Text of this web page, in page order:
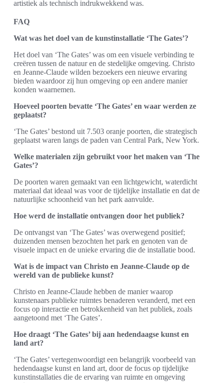
artistiek als technisch indrukwekkend was.
FAQ
Wat was het doel van de kunstinstallatie ‘The Gates’?
Het doel van ‘The Gates’ was om een visuele verbinding te
creëren tussen de natuur en de stedelijke omgeving. Christo
en Jeanne-Claude wilden bezoekers een nieuwe ervaring
bieden waardoor zij hun omgeving op een andere manier
konden waarnemen.
Hoeveel poorten bevatte ‘The Gates’ en waar werden ze
geplaatst?
‘The Gates’ bestond uit 7.503 oranje poorten, die strategisch
geplaatst waren langs de paden van Central Park, New York.
Welke materialen zijn gebruikt voor het maken van ‘The
Gates’?
De poorten waren gemaakt van een lichtgewicht, waterdicht
materiaal dat ideaal was voor de tijdelijke installatie en dat de
natuurlijke schoonheid van het park aanvulde.
Hoe werd de installatie ontvangen door het publiek?
De ontvangst van ‘The Gates’ was overwegend positief;
duizenden mensen bezochten het park en genoten van de
visuele impact en de unieke ervaring die de installatie bood.
Wat is de impact van Christo en Jeanne-Claude op de
wereld van de publieke kunst?
Christo en Jeanne-Claude hebben de manier waarop
kunstenaars publieke ruimtes benaderen veranderd, met een
focus op interactie en betrokkenheid van het publiek, zoals
aangetoond met ‘The Gates’.
Hoe draagt ‘The Gates’ bij aan hedendaagse kunst en
land art?
‘The Gates’ vertegenwoordigt een belangrijk voorbeeld van
hedendaagse kunst en land art, door de focus op tijdelijke
kunstinstallaties die de ervaring van ruimte en omgeving